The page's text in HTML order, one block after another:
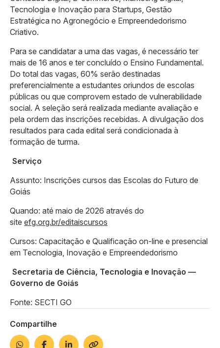
Tecnologia e Inovação para Startups, Gestão
Estratégica no Agronegócio e Empreendedorismo
Criativo.
Para se candidatar a uma das vagas, é necessário ter
mais de 16 anos e ter concluído o Ensino Fundamental.
Do total das vagas, 60% serão destinadas
preferencialmente a estudantes oriundos de escolas
públicas ou que comprovem estado de vulnerabilidade
social. A seleção será realizada mediante avaliação e
pela ordem das inscrições recebidas. A divulgação dos
resultados para cada edital será condicionada à
formação de turma.
Serviço
Assunto: Inscrições cursos das Escolas do Futuro de
Goiás
Quando: até maio de 2026 através do
site efg.org.br/editaiscursos
Cursos: Capacitação e Qualificação on-line e presencial
em Tecnologia, Inovação e Empreendedorismo
Secretaria de Ciência, Tecnologia e Inovação —
Governo de Goiás
Fonte: SECTI GO
Compartilhe